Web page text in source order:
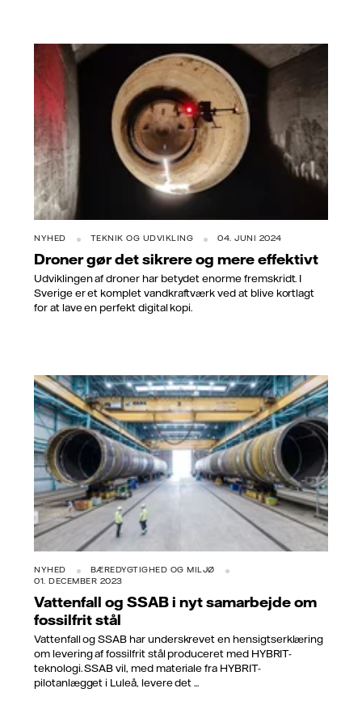
NYHED TEKNIK OG UDVIKLING 04. JUNI 2024
Droner gør det sikrere og mere effektivt
Udviklingen af droner har betydet enorme fremskridt. I
Sverige er et komplet vandkraftværk ved at blive kortlagt
for at lave en perfekt digital kopi.
NYHED
BÆREDYGTIGHED OG MILJØ
01. DECEMBER 2023
Vattenfall og SSAB i nyt samarbejde om
fossilfrit stål
Vattenfall og SSAB har underskrevet en hensigtserklæring
om levering af fossilfrit stål produceret med HYBRIT-
teknologi. SSAB vil, med materiale fra HYBRIT-
pilotanlægget i Luleå, levere det ...